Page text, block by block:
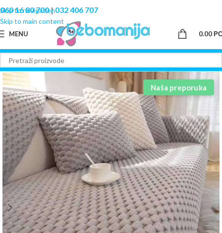
Skip to navigation
Skip to main content
060 16 80 700|032 406 707
MENU 0.00
Naša preporuka